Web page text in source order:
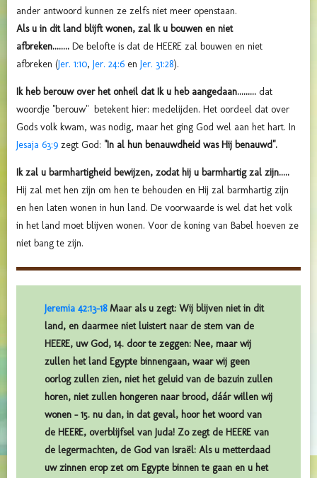
ander antwoord kunnen ze zelfs niet meer openstaan.
Als u in dit land blijft wonen, zal Ik u bouwen en niet
afbreken........ De belofte is dat de HEERE zal bouwen en niet
afbreken (Jer. 1:10, Jer. 24:6 en Jer. 31:28).
Ik heb berouw over het onheil dat Ik u heb aangedaan......... dat
woordje "berouw" betekent hier: medelijden. Het oordeel dat over
Gods volk kwam, was nodig, maar het ging God wel aan het hart. In
Jesaja 63:9 zegt God: "In al hun benauwdheid was Hij benauwd".
Ik zal u barmhartigheid bewijzen, zodat hij u barmhartig zal zijn.....
Hij zal met hen zijn om hen te behouden en Hij zal barmhartig zijn
en hen laten wonen in hun land. De voorwaarde is wel dat het volk
in het land moet blijven wonen. Voor de koning van Babel hoeven ze
niet bang te zijn.
Jeremia 42:13-18Maar als u zegt: Wij blijven niet in dit
land, en daarmee niet luistert naar de stem van de
HEERE, uw God, 14. door te zeggen: Nee, maar wij
zullen het land Egypte binnengaan, waar wij geen
oorlog zullen zien, niet het geluid van de bazuin zullen
horen, niet zullen hongeren naar brood, dáár willen wij
wonen – 15. nu dan, in dat geval, hoor het woord van
de HEERE, overblijfsel van Juda! Zo zegt de HEERE van
de legermachten, de God van Israël: Als u metterdaad
uw zinnen erop zet om Egypte binnen te gaan en u het